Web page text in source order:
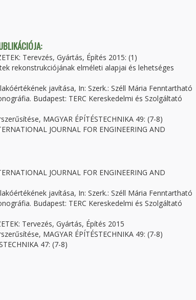
Terevzés, Gyártás, Építés 2015: (1)
rekonstrukciójának elméleti alapjai és lehetséges
javítása, In: Szerk.: Széll Mária Fenntartható
Budapest: TERC Kereskedelmi és Szolgáltató
MAGYAR ÉPÍTÉSTECHNIKA 49: (7-8)
JOURNAL FOR ENGINEERING AND
JOURNAL FOR ENGINEERING AND
javítása, In: Szerk.: Széll Mária Fenntartható
Budapest: TERC Kereskedelmi és Szolgáltató
Tervezés, Gyártás, Építés 2015
MAGYAR ÉPÍTÉSTECHNIKA 49: (7-8)
47: (7-8)